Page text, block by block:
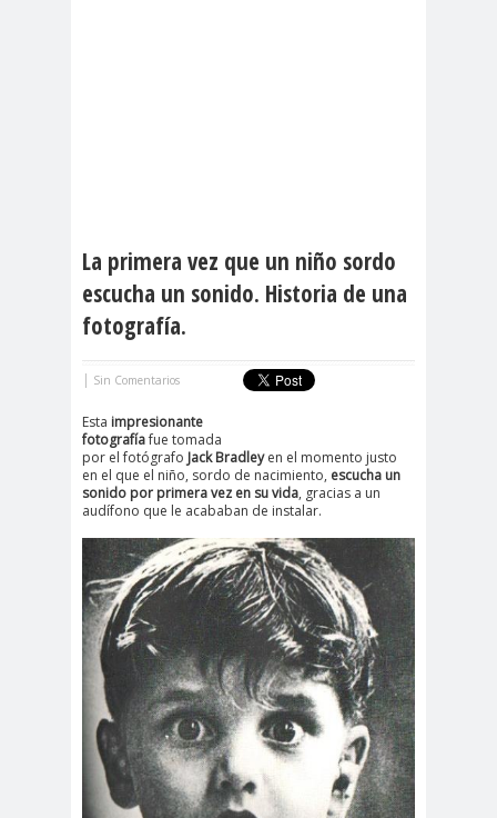
La primera vez que un niño sordo
escucha un sonido. Historia de una
fotografía.
| Sin Comentarios
Esta impresionante
fotografíafue tomada
por el fotógrafo Jack Bradleyen el momento justo
en el que el niño, sordo de nacimiento, escucha un
sonido por primera vez en su vida, gracias a un
audífono que le acababan de instalar.